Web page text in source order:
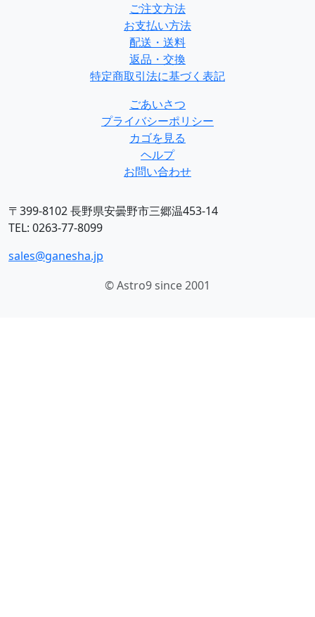
ご注文方法
お支払い方法
配送・送料
返品・交換
特定商取引法に基づく表記
ごあいさつ
プライバシーポリシー
カゴを見る
ヘルプ
お問い合わせ
〒399-8102 長野県安曇野市三郷温453-14
TEL: 0263-77-8099
sales@ganesha.jp
© Astro9 since 2001